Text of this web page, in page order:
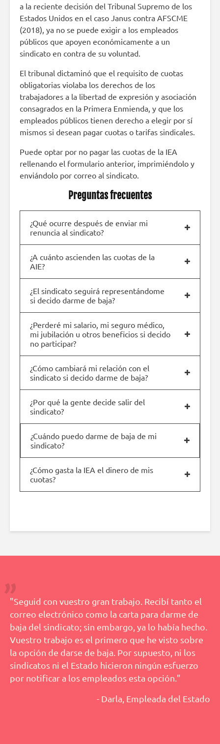
a la reciente decisión del Tribunal Supremo de los
Estados Unidos en el caso Janus contra AFSCME
(2018), ya no se puede exigir a los empleados
públicos que apoyen económicamente a un
sindicato en contra de su voluntad.
El tribunal dictaminó que el requisito de cuotas
obligatorias violaba los derechos de los
trabajadores a la libertad de expresión y asociación
consagrados en la Primera Enmienda, y que los
empleados públicos tienen derecho a elegir por sí
mismos si desean pagar cuotas o tarifas sindicales.
Puede optar por no pagar las cuotas de la IEA
rellenando el formulario anterior, imprimiéndolo y
enviándolo por correo al sindicato.
Preguntas frecuentes
¿Qué ocurre después de enviar mi
renuncia al sindicato?
¿A cuánto ascienden las cuotas de la
AIE?
¿El sindicato seguirá representándome
si decido darme de baja?
¿Perderé mi salario, mi seguro médico,
mi jubilación u otros beneficios si decido
no participar?
¿Cómo cambiará mi relación con el
sindicato si decido darme de baja?
¿Por qué la gente decide salir del
sindicato?
¿Cuándo puedo darme de baja de mi
sindicato?
¿Cómo gasta la IEA el dinero de mis
cuotas?
"Seguid con vuestro gran trabajo. Recibí tanto el
correo electrónico como la carta para darme de
baja del sindicato; sin embargo, ya lo había hecho.
Vuestro trabajo es el primero que he visto sobre
la opción de darse de baja. Por supuesto, ni los
sindicatos ni el Estado hicieron ningún esfuerzo
por notificar a los empleados esta opción."
- Darla, Empleada del Estado